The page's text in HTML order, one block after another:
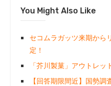
You Might Also Like
セコムラガッツ来期から
定！
「芥川製菓」アウトレッ
【回答期限間近】国勢